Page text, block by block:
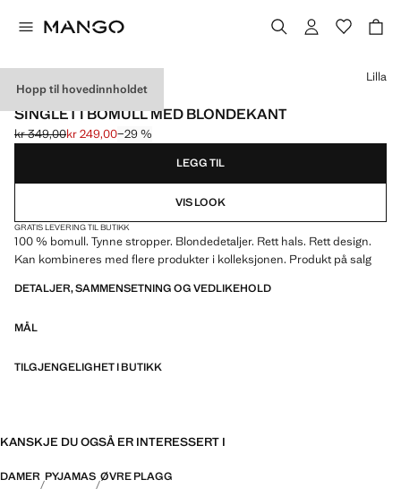
Hopp til hovedinnholdet
MADE IN PORTUGAL
SINGLET I BOMULL MED BLONDEKANT
Første pris strøket [kr 349,00 ]
kr 349,00
Gjeldende pris [kr 249,00 ]
kr 249,00−29 %
Velg en farge
Lilla
LEGG TIL
VIS LOOK
GRATIS LEVERING TIL BUTIKK
100 % bomull. Tynne stropper. Blondedetaljer. Rett hals. Rett design.
Kan kombineres med flere produkter i kolleksjonen. Produkt på salg
DETALJER, SAMMENSETNING OG VEDLIKEHOLD
MÅL
TILGJENGELIGHET I BUTIKK
KANSKJE DU OGSÅ ER INTERESSERT I
DAMER PYJAMAS ØVRE PLAGG